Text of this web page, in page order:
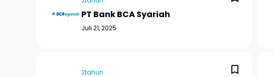
PT Bank BCA Syariah
Juli 21, 2025
2tahun